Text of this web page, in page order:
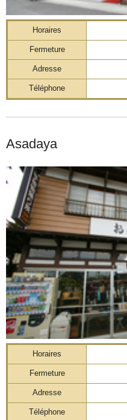
Horaires
Fermeture
Adresse
Téléphone
Asadaya
Horaires
Fermeture
Adresse
Téléphone